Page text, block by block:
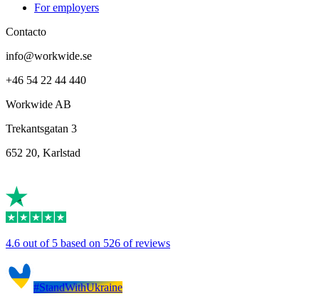
For employers
Contacto
info@workwide.se
+46 54 22 44 440
Workwide AB
Trekantsgatan 3
652 20, Karlstad
4.6 out of 5 based on 526 of reviews
#StandWithUkraine